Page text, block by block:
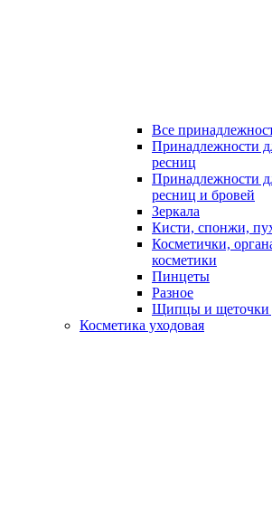
Все
Принадлежности
ресниц
Принадлежности
ресниц и бровей
Зеркала
Кисти, спонжи,
Косметички,
косметики
Пинцеты
Разное
Щипцы и щеточки
Косметика уходовая